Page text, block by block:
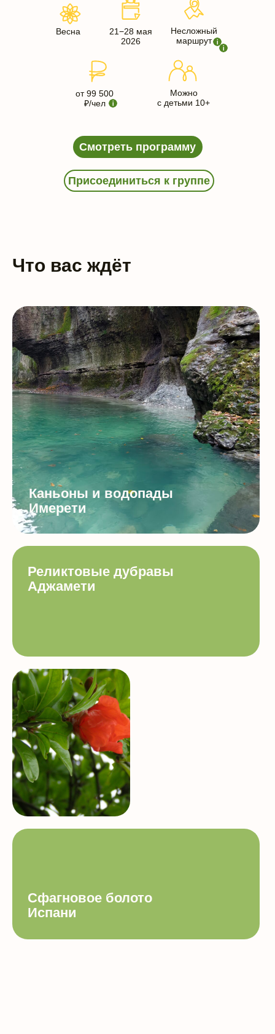
Весна
21−28 мая
2026
от 99 500
₽/чел
Несложный
маршрут
Можно
с детьми 10+
Присоединиться к группе
Смотреть программу
Что вас ждёт
Каньоны и водопады
Имерети
Реликтовые дубравы
Аджамети
Сфагновое болото
Испани